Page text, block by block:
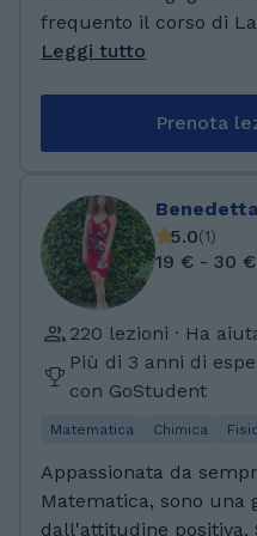
frequento il corso di
Ingegneria
sia nell'ambito
dal momento in cui
contatto con gli
giusto metodo di
costituisca una giusta
definisco una persona
grado di adattarsi a
già avuto esperienze
della scuola primaria
riscontrando sempre
Torquato Tasso di
100/100 e Lode. Successivamente ho deciso di
Leggi tutto
Prenota
5.0(1)
19 € - 30
220 lezioni · Ha
Più di 3 anni di
con GoStudent
Matematica Chimica
Appassionata da
Matematica, sono una
dall'attitudine positiva.